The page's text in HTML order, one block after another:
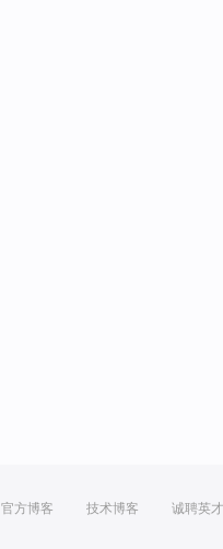
官方博客 技术博客 诚聘英才